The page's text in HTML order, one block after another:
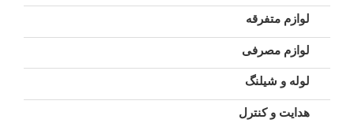
لوازم متفرقه
لوازم مصرفی
لوله و شیلنگ
هدایت و کنترل